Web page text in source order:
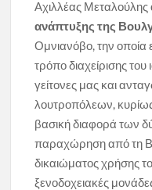
Αχιλλέας Μεταλούλης
ανάπτυξης της
Ομνιανόβο, την οποία
τρόπο διαχείρισης
γείτονες μας και
λουτροπόλεων,
βασική διαφορά των
παραχώρηση από τη
δικαιώματος χρήσης
ξενοδοχειακές